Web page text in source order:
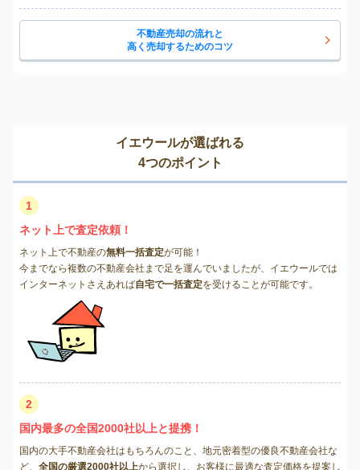
不動産売却の流れと
高く売却するためのコツ
イエウールが選ばれる
4つのポイント
1
ネット上で査定依頼！
ネット上で不動産の無料一括査定が可能！
今までなら複数の不動産会社まで足を運んでいましたが、イエウールでは
インターネットさえあれば自宅で一括査定を受けることが可能です。
2
国内最多の全国2000社以上と提携！
国内の大手不動産会社はもちろんのこと、地元密着型の優良不動産会社な
ど、 全国の厳選2000社以上から選択し、お客様に最適な査定価格を提案し